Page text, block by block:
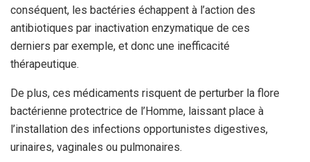
conséquent, les bactéries échappent à l’action des
antibiotiques par inactivation enzymatique de ces
derniers par exemple, et donc une inefficacité
thérapeutique.
De plus, ces médicaments risquent de perturber la flore
bactérienne protectrice de l’Homme, laissant place à
l’installation des infections opportunistes digestives,
urinaires, vaginales ou pulmonaires.